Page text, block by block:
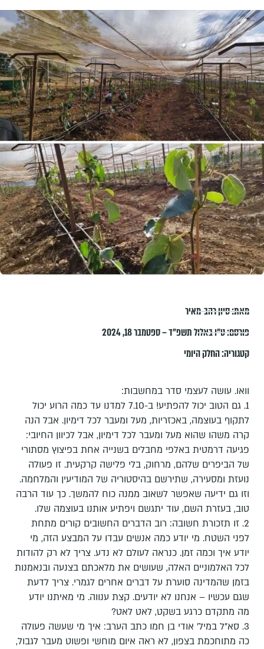
מאת:סיון רהב-מאיר
פורסם:ט״ו באלול תשפ״ד – ספטמבר 18, 2024
קטגוריה:החלק היומי
וואו. עושה לעצמי סדר במחשבות:
1. גם הטוב יכול להפתיע! ב-7.10 למדנו עד כמה הרוע יכול
לתקוף בעוצמה, באכזריות, מעל ומעבר לכל דימיון. אבל הנה
קרה משהו שהוא מעל ומעבר לכל דימיון, אבל לכיוון החיובי:
פגיעה דרמטית באלפי מחבלים בשנייה אחת בפיצוץ מסתורי
של הביפרים שלהם, מרחוק, בלי פלישה קרקעית. זו פעולה
נועזת ומסעירה, שתירשם בהיסטוריה של המודיעין והמלחמה.
וזו גם ידיעה שאפשר לשאוב ממנה כוח להמשך. כך עוד הרבה
טוב, בעזרת השם, עוד יתגשם ויפתיע אותנו בעוצמה שלו.
2. זו תזכורת חשובה: רוב הדברים החשובים קורים מתחת
לפני השטח. מי יודע כמה אנשים עבדו על המבצע הזה, מי
יודע איך וכמה זמן. כנראה לעולם לא נדע. צריך לא רק להודות
לכל האלמוניים האלה, שעושים את מלאכתם בצנעה ובנאמנות
בזמן שהמדינה סוערת על דברים אחרים לגמרי. צריך לדעת
שגם עכשיו – אנחנו לא יודעים. קצת ענווה. מי מאיתנו יודע
מה מתקדם כרגע בשקט, לאט לאט?
3. סא"ל במיל' אודי בן חמו כתב הערב: איך מי שעשה פעולה
כה מתוחכמת בצפון, לא ראה איום מוחשי ופשוט מעבר לגבול,